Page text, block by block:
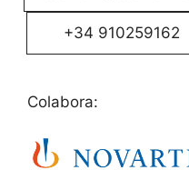
+34 910259162
Colabora: